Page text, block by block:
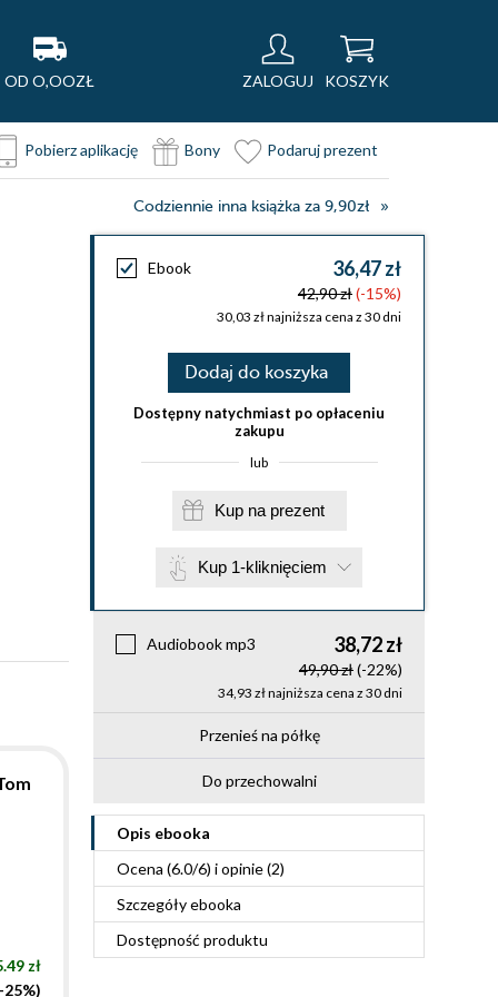
OD O,OOZŁ ZALOGUJ KOSZYK
Pobierz aplikację Bony Podaruj prezent
Codziennie inna książka za 9,90zł
Ebook 36,47 zł
42,90 zł(-15%)
30,03 zł najniższa cena z 30 dni
Dodaj do koszyka
Dostępny natychmiast po opłaceniu
zakupu
lub
Kup na prezent
Kup 1-kliknięciem
Audiobook mp3 38,72 zł
49,90 zł(-22%)
34,93 zł najniższa cena z 30 dni
Przenieś na półkę
Do przechowalni
Opis ebooka
Ocena (6.0/6) i opinie (2)
Szczegółyebooka
Dostępność produktu
zł
25%)